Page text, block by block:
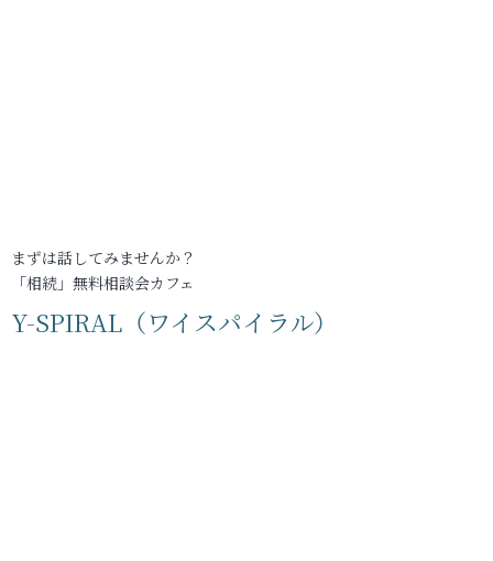
まずは話してみませんか？
「相続」無料相談会カフェ
Y-SPIRAL（ワイスパイラル）